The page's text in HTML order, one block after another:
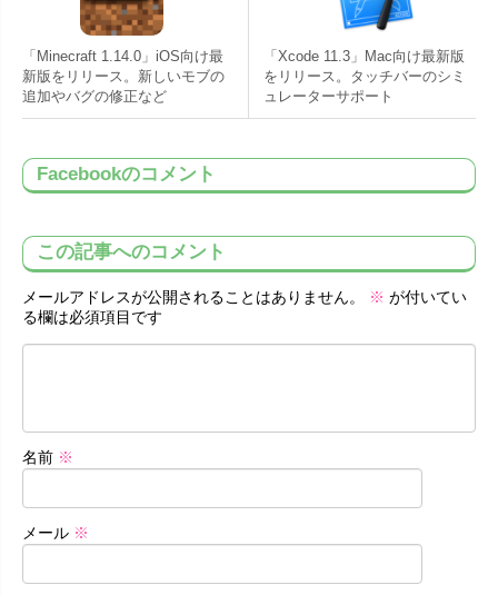
「Minecraft 1.14.0」iOS向け最
新版をリリース。新しいモブの
追加やバグの修正など
「Xcode 11.3」Mac向け最新版
をリリース。タッチバーのシミ
ュレーターサポート
Facebookのコメント
この記事へのコメント
メールアドレスが公開されることはありません。 ※ が付いてい
る欄は必須項目です
名前 ※
メール ※